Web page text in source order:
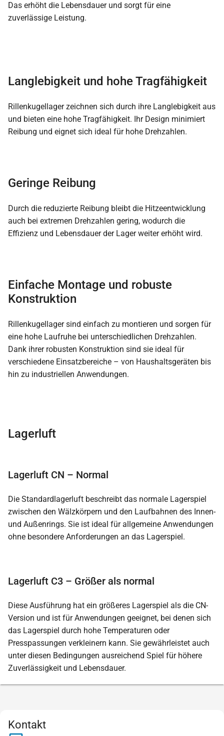
Das erhöht die Lebensdauer und sorgt für eine
zuverlässige Leistung.
Langlebigkeit und hohe Tragfähigkeit
Rillenkugellager zeichnen sich durch ihre Langlebigkeit aus
und bieten eine hohe Tragfähigkeit. Ihr Design minimiert
Reibung und eignet sich ideal für hohe Drehzahlen.
Geringe Reibung
Durch die reduzierte Reibung bleibt die Hitzeentwicklung
auch bei extremen Drehzahlen gering, wodurch die
Effizienz und Lebensdauer der Lager weiter erhöht wird.
Einfache Montage und robuste
Konstruktion
Rillenkugellager sind einfach zu montieren und sorgen für
eine hohe Laufruhe bei unterschiedlichen Drehzahlen.
Dank ihrer robusten Konstruktion sind sie ideal für
verschiedene Einsatzbereiche – von Haushaltsgeräten bis
hin zu industriellen Anwendungen.
Lagerluft
Lagerluft CN – Normal
Die Standardlagerluft beschreibt das normale Lagerspiel
zwischen den Wälzkörpern und den Laufbahnen des Innen-
und Außenrings. Sie ist ideal für allgemeine Anwendungen
ohne besondere Anforderungen an das Lagerspiel.
Lagerluft C3 – Größer als normal
Diese Ausführung hat ein größeres Lagerspiel als die CN-
Version und ist für Anwendungen geeignet, bei denen sich
das Lagerspiel durch hohe Temperaturen oder
Presspassungen verkleinern kann. Sie gewährleistet auch
unter diesen Bedingungen ausreichend Spiel für höhere
Zuverlässigkeit und Lebensdauer.
Kontakt